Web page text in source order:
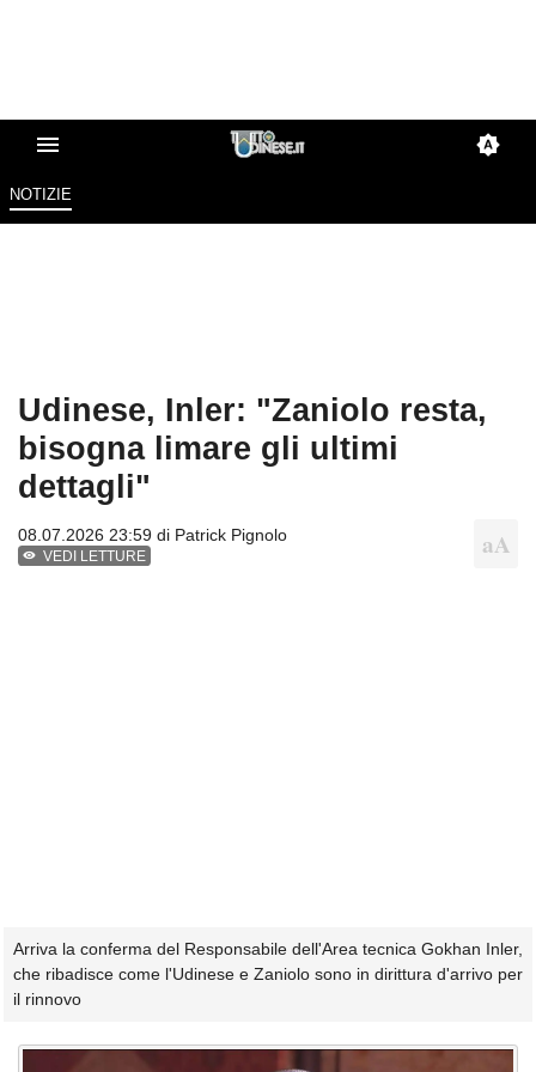
NOTIZIE
Udinese, Inler: "Zaniolo resta,
bisogna limare gli ultimi
dettagli"
08.07.2026 23:59 di Patrick Pignolo
VEDI LETTURE
Arriva la conferma del Responsabile dell'Area tecnica Gokhan Inler,
che ribadisce come l'Udinese e Zaniolo sono in dirittura d'arrivo per
il rinnovo